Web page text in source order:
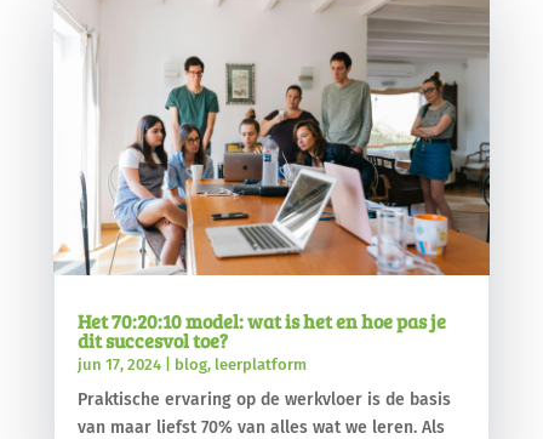
Het 70:20:10 model: wat is het en hoe pas je
dit succesvol toe?
jun 17, 2024| blog, leerplatform
Praktische ervaring op de werkvloer is de basis
van maar liefst 70% van alles wat we leren. Als